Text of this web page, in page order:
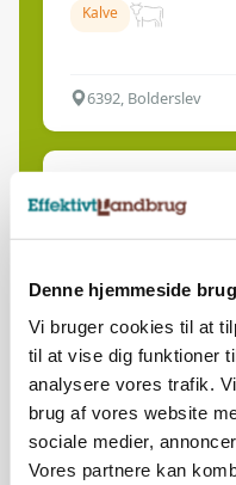
Denne hjemmeside
Vi bruger cookies til at
til at vise dig funktioner
analysere vores trafik.
brug af vores website
sociale medier,
Vores partnere kan
Kalve
6392, Bolderslev
Klimastald